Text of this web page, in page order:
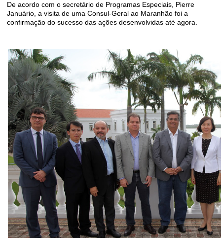
De acordo com o secretário de Programas Especiais, Pierre
Januário, a visita de uma Consul-Geral ao Maranhão foi a
confirmação do sucesso das ações desenvolvidas até agora.